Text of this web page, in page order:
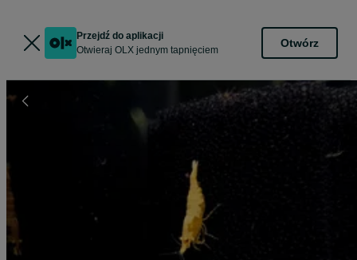
Przejdź do aplikacji
Otwieraj OLX jednym tapnięciem
Otwórz